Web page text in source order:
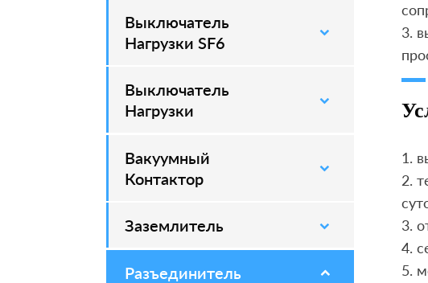
Выключатель
Нагрузки SF6
–
Выключатель
Нагрузки
–
Вакуумный
Контактор
–
Заземлитель
–
Разъединитель
–
3.
1.
2.
3.
4.
5.